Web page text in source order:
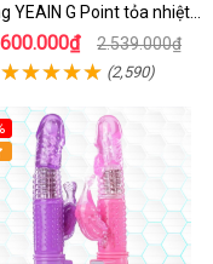
YEAIN G Point tỏa nhiệt
điều khiển từ xa2.539.000₫
(2,590)